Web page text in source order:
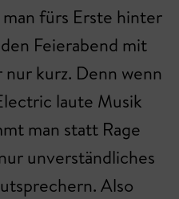
fürs Erste hinter
Feierabend mit
kurz. Denn wenn
laute Musik
man statt Rage
unverständliches
Also